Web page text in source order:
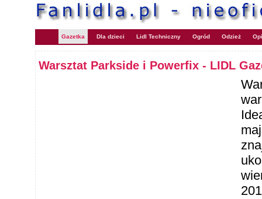
Gazetka Dla dzieci Lidl Techniczny Ogród Odzież
Warsztat Parkside i Powerfix - LIDL